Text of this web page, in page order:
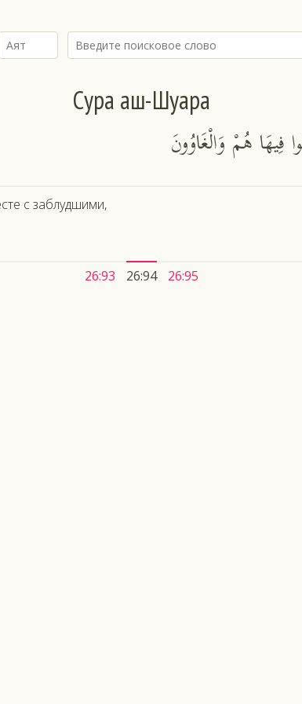
Сура аш-Шуара
فِيهَا هُمْ وَالْغَاوُونَ
с заблудшими,
26:93 26:94 26:95